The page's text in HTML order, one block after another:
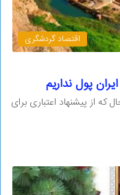
اقتصاد گردشگری
پول نداریم
از پیشنهاد اعتباری برای